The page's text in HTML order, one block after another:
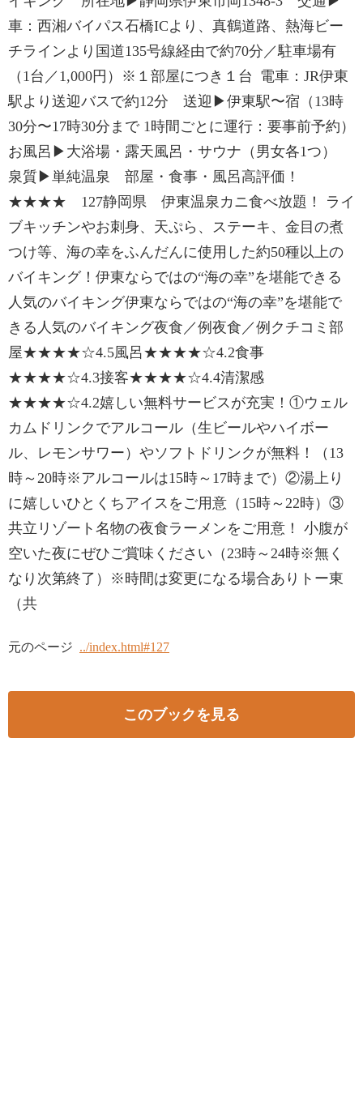
車：西湘バイパス石橋ICより、真鶴道路、熱海ビー
チラインより国道135号線経由で約70分／駐車場有
（1台／1,000円）※１部屋につき１台 電車：JR伊東
駅より送迎バスで約12分 送迎▶伊東駅〜宿（13時
30分〜17時30分まで 1時間ごとに運行：要事前予約）
お風呂▶大浴場・露天風呂・サウナ（男女各1つ）
泉質▶単純温泉 部屋・食事・風呂高評価！
★★★★ 127静岡県 伊東温泉カニ食べ放題！ ライ
ブキッチンやお刺身、天ぷら、ステーキ、金目の煮
つけ等、海の幸をふんだんに使用した約50種以上の
バイキング！伊東ならではの“海の幸”を堪能できる
人気のバイキング伊東ならではの“海の幸”を堪能で
きる人気のバイキング夜食／例夜食／例クチコミ部
屋★★★★☆4.5風呂★★★★☆4.2食事
★★★★☆4.3接客★★★★☆4.4清潔感
★★★★☆4.2嬉しい無料サービスが充実！①ウェル
カムドリンクでアルコール（生ビールやハイボー
ル、レモンサワー）やソフトドリンクが無料！（13
時～20時※アルコールは15時～17時まで）②湯上り
に嬉しいひとくちアイスをご用意（15時～22時）③
共立リゾート名物の夜食ラーメンをご用意！ 小腹が
空いた夜にぜひご賞味ください（23時～24時※無く
なり次第終了）※時間は変更になる場合ありトー東
（共
元のページ ../index.html#127
このブックを見る